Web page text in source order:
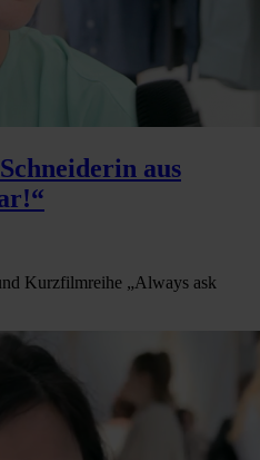
aus
Kurzfilmreihe „Always ask